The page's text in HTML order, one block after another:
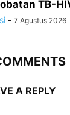
TB-
- 7 Agustus 2026
A REPLY